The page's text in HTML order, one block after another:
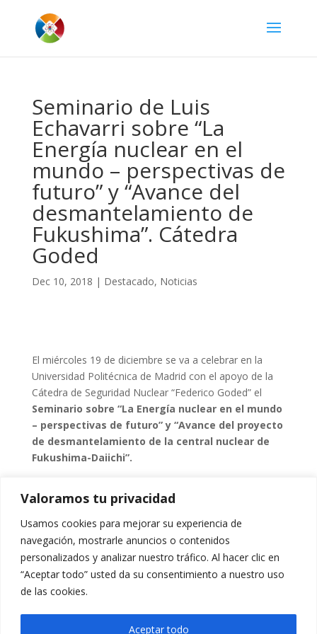
Valoramos tu privacidad
Usamos cookies para mejorar su experiencia de
navegación, mostrarle anuncios o contenidos
personalizados y analizar nuestro tráfico. Al hacer clic en
“Aceptar todo” usted da su consentimiento a nuestro uso
de las cookies.
Aceptar todo
Seminario de Luis
Echavarri sobre “La
Energía nuclear en el
mundo – perspectivas de
futuro” y “Avance del
desmantelamiento de
Fukushima”. Cátedra
Goded
Dec 10, 2018 | Destacado, Noticias
El miércoles 19 de diciembre se va a celebrar en la
Universidad Politécnica de Madrid con el apoyo de la
Cátedra de Seguridad Nuclear “Federico Goded” el
Seminario sobre “La Energía nuclear en el mundo
– perspectivas de futuro” y “Avance del proyecto
de desmantelamiento de la central nuclear de
Fukushima-Daiichi”.
ExDirector General de la Agencia de la Energía Nuclear
de la OCDE y Asesor del Instituto de Investigación para
el Desmantelamiento Nuclear (Japón).
La asistencia es libre hasta completar aforo, debiendo
inscribirse en el enlace:
https://goo.gl/forms/vhTUpcoMzokOqec02